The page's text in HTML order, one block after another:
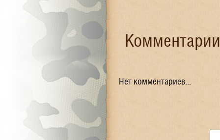
Нет комментариев...